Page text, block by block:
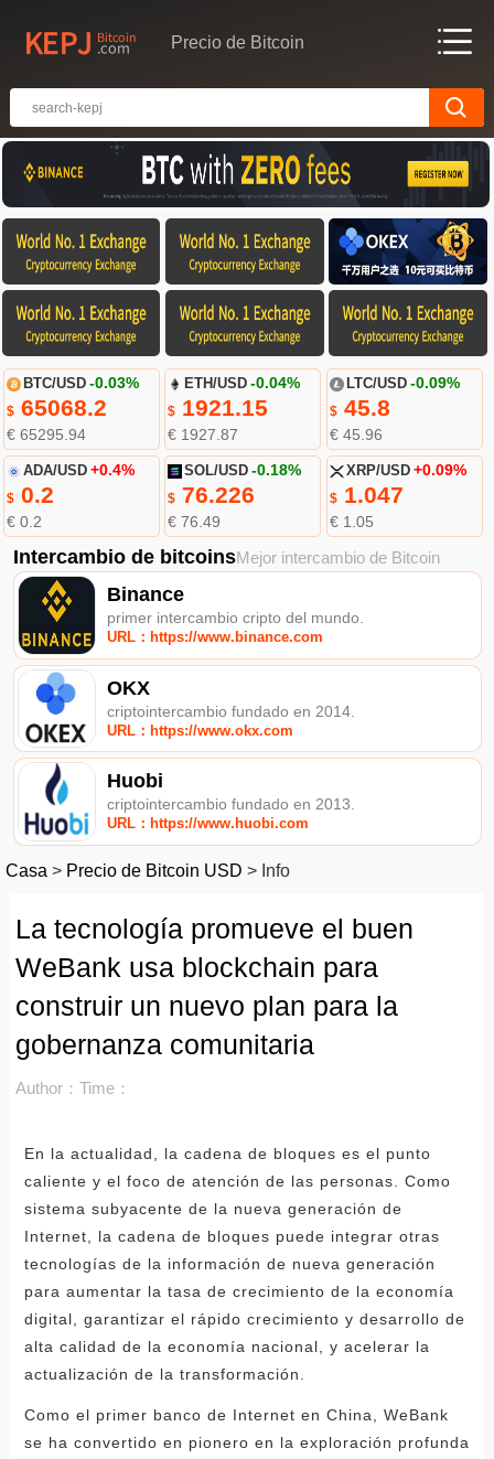
Precio de Bitcoin
BTC/USD -0.03%
$65068.2
€ 65295.94
ETH/USD -0.04%
$ 1921.15
€ 1927.87
LTC/USD -0.09%
$45.8
€ 45.96
ADA/USD +0.4%
$0.2
€ 0.2
SOL/USD -0.18%
$ 76.226
€ 76.49
XRP/USD +0.09%
$1.047
€ 1.05
Intercambio de bitcoinsMejor intercambio de Bitcoin
Binance
primer intercambio cripto del mundo.
URL：https://www.binance.com
OKX
criptointercambio fundado en 2014.
URL：https://www.okx.com
Huobi
criptointercambio fundado en 2013.
URL：https://www.huobi.com
Casa > Precio de Bitcoin USD > Info
La tecnología promueve el buen
WeBank usa blockchain para
construir un nuevo plan para la
gobernanza comunitaria
Author： Time：
En la actualidad, la cadena de bloques es el punto
caliente y el foco de atención de las personas. Como
sistema subyacente de la nueva generación de
Internet, la cadena de bloques puede integrar otras
tecnologías de la información de nueva generación
para aumentar la tasa de crecimiento de la economía
digital, garantizar el rápido crecimiento y desarrollo de
alta calidad de la economía nacional, y acelerar la
actualización de la transformación.
Como el primer banco de Internet en China, WeBank
se ha convertido en pionero en la exploración profunda